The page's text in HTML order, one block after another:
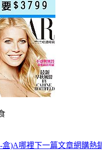
盒)A哪裡下一篇文章網購熱